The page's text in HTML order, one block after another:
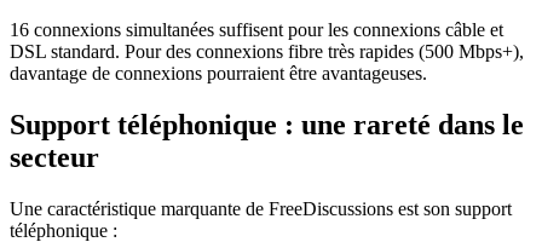
16 connexions simultanées suffisent pour les connexions câble et
DSL standard. Pour des connexions fibre très rapides (500 Mbps+),
davantage de connexions pourraient être avantageuses.
Support téléphonique : une rareté dans le
secteur
Une caractéristique marquante de FreeDiscussions est son support
téléphonique :